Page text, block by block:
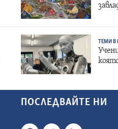
ТЕМИ В
ПОСЛЕДВАЙТЕ НИ